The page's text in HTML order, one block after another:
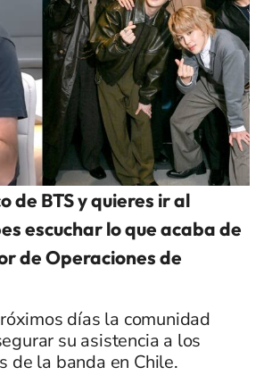
de BTS y quieres ir al
escuchar lo que acaba de
de Operaciones de
días la comunidad
su asistencia a los
de la banda en Chile.